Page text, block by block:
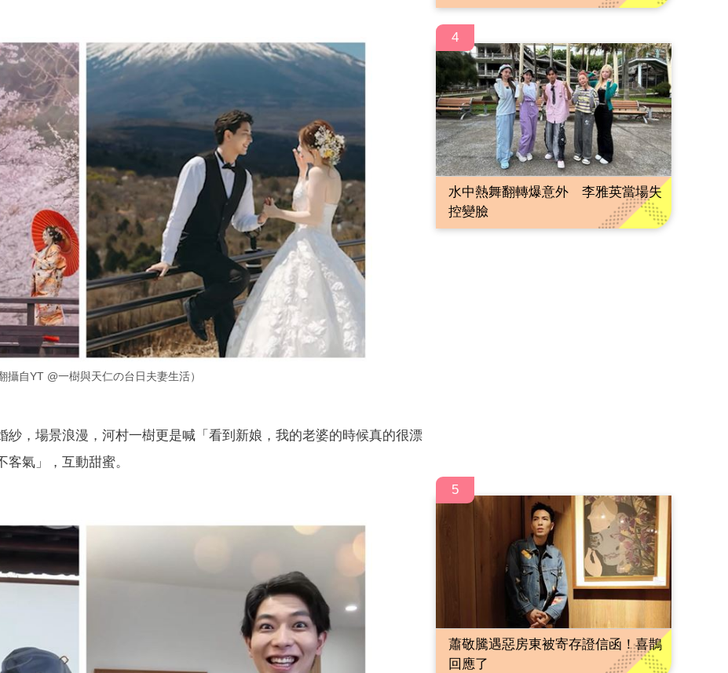
自YT @一樹與天仁の台日夫妻生活）
紗，場景浪漫，河村一樹更是喊「看到新娘，我的老婆的時候真的很漂
氣」，互動甜蜜。
4
水中熱舞翻轉爆意外 李雅英當場失
控變臉
5
蕭敬騰遇惡房東被寄存證信函！喜鵲
回應了